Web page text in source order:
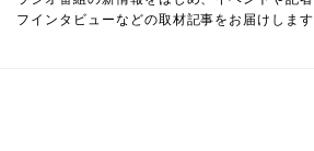
フインタビューなどの取材記事をお届けします